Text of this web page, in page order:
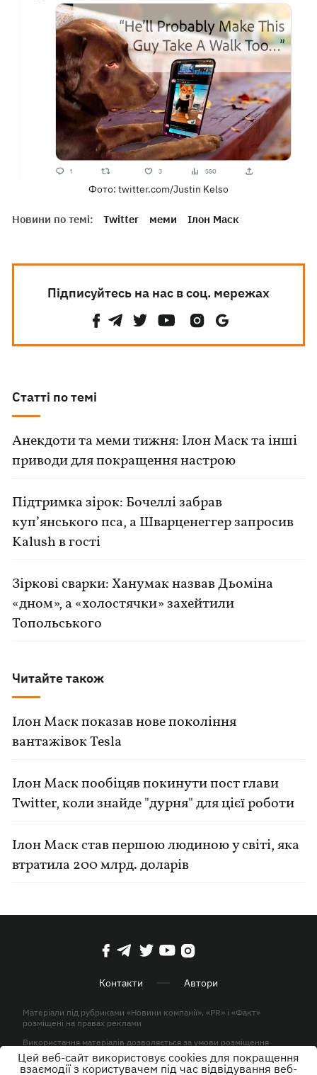
Фото: twitter.com/Justin Kelso
Новини по темі: Twitter меми Ілон Маск
Підписуйтесь на нас в соц. мережах
Статті по темі
Анекдоти та меми тижня: Ілон Маск та інші
приводи для покращення настрою
Підтримка зірок: Бочеллі забрав
куп’янського пса, а Шварценеггер запросив
Kalush в гості
Зіркові сварки: Ханумак назвав Дьоміна
«дном», а «холостячки» захейтили
Топольського
Читайте також
Ілон Маск показав нове покоління
вантажівок Tesla
Ілон Маск пообіцяв покинути пост глави
Twitter, коли знайде "дурня" для цієї роботи
Ілон Маск став першою людиною у світі, яка
втратила 200 млрд. доларів
Контакти Автори
Матеріали під рубриками «Новини компанії», «PR» і «Факт»
розміщені на правах реклами
Використання матеріалів дозволяється за умови розміщення
активного гіперпосилання на KP.UA в першому абзаці.
© ТОВ «ЮЛАВ МЕДІА» 2026. Всі права захищені.
Цей веб-сайт використовує cookies для покращення
взаємодії з користувачем під час відвідування веб-